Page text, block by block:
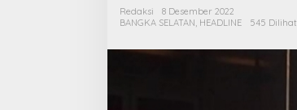
Redaksi
8 Desember 2022
BANGKA SELATAN, HEADLINE 545 Dilihat